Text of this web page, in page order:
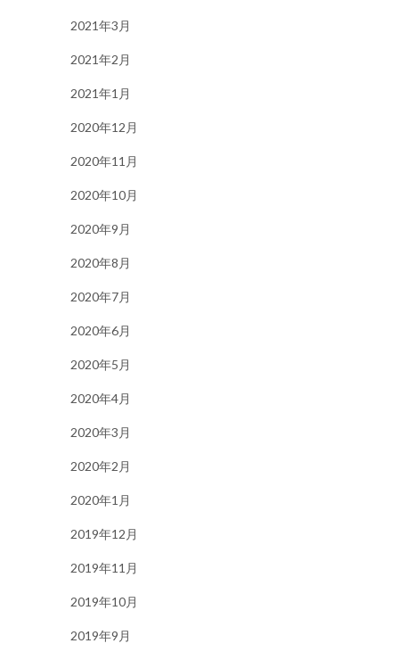
2021年3月
2021年2月
2021年1月
2020年12月
2020年11月
2020年10月
2020年9月
2020年8月
2020年7月
2020年6月
2020年5月
2020年4月
2020年3月
2020年2月
2020年1月
2019年12月
2019年11月
2019年10月
2019年9月